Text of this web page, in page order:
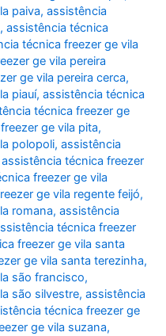
paiva,assistência
,assistência técnica
técnica freezer ge vila
ge vila pereira
ge vila pereira cerca,
piauí,assistência técnica
técnica freezer ge
ge vila pita,
polopoli,assistência
assistência técnica freezer
freezer ge vila
ge vila regente feijó,
romana,assistência
técnica freezer
freezer ge vila santa
ge vila santa terezinha,
são francisco,
são silvestre,assistência
técnica freezer ge
ge vila suzana,